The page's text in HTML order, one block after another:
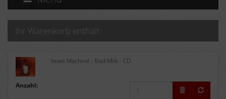
Ihr Warenkorb enthält:
Yeast Machine - Bad Milk - CD
Anzahl: